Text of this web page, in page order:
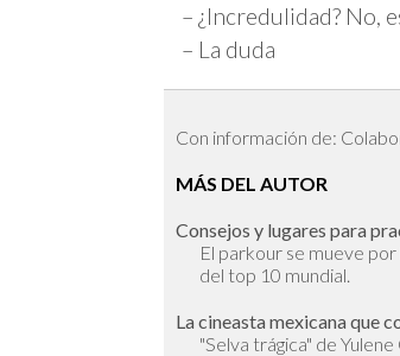
– ¿Incredulidad? No,
– La duda
Con información de:
MÁS DEL AUTOR
Consejos y lugares para
El parkour se mueve
del top 10 mundial.
La cineasta mexicana que
"Selva trágica" de